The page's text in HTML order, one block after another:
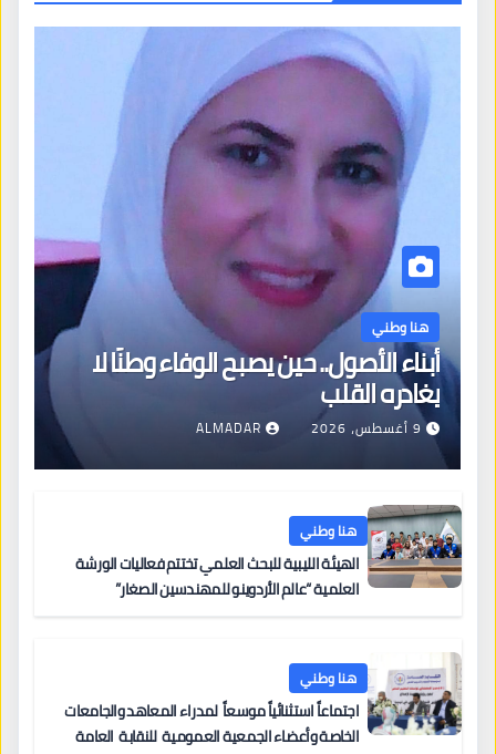
هنا وطني
أبناء الأصول.. حين يصبح الوفاء وطنًا لا
يغادره القلب
9 أغسطس، 2026 ALMADAR
هنا وطني
الهيئة الليبية للبحث العلمي تختتم فعاليات الورشة
العلمية “عالم الأردوينو للمهندسين الصغار”
هنا وطني
اجتماعاً استثنائياً موسعاً لمدراء المعاهد والجامعات
الخاصة وأعضاء الجمعية العمومية للنقابة العامة